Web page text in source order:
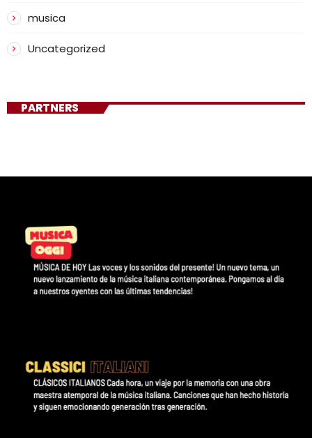
musica
Uncategorized
PARTNERS